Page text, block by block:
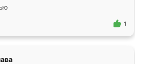
изготовления. Приехавший
Владислав
моему эскизу самый
1